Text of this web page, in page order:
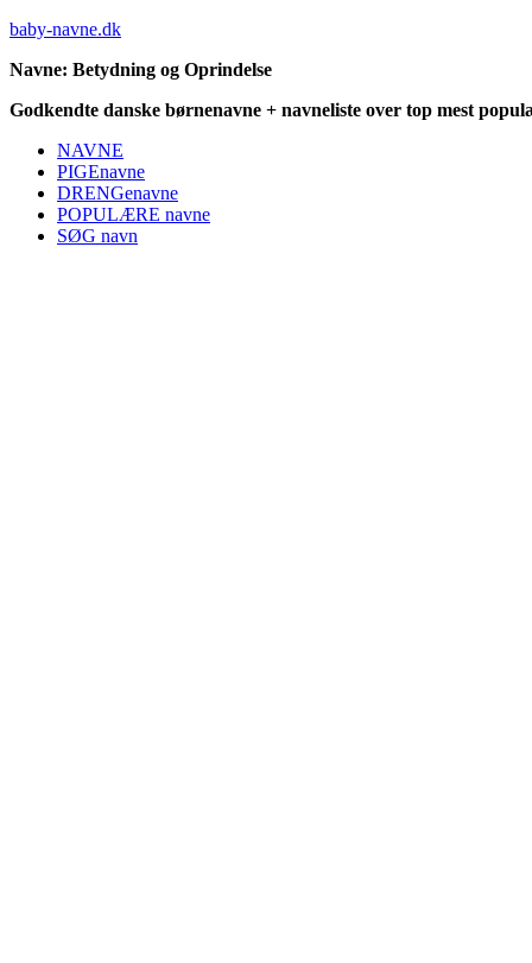
baby-navne.dk
Navne: Betydning og Oprindelse
Godkendte danske børnenavne + navneliste over top mest
NAVNE
PIGEnavne
DRENGenavne
POPULÆRE navne
SØG navn